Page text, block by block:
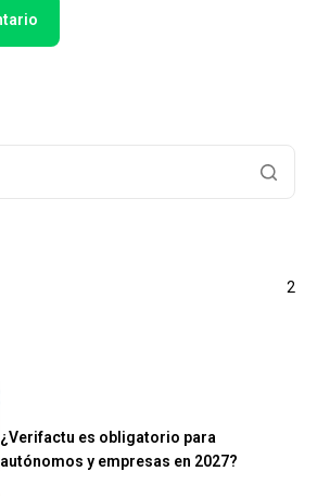
2
¿Verifactu es obligatorio para
autónomos y empresas en 2027?